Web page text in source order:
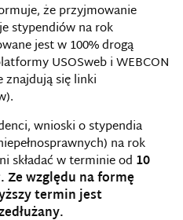
że przyjmowanie
stypendiów na rok
jest w 100% drogą
USOSweb i WEBCON
się linki
wnioski o stypendia
na rok
składać w terminie od 10
Ze względu na formę
termin jest